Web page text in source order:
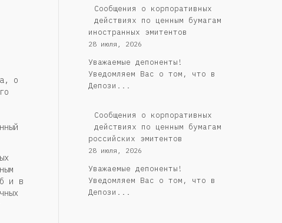
о
и в
Сообщения о корпоративных
действиях по ценным бумагам
иностранных эмитентов
28 июля, 2026
Уважаемые депоненты!
Уведомляем Вас о том, что в
Депози...
Cообщения о корпоративных
действиях по ценным бумагам
российских эмитентов
28 июля, 2026
Уважаемые депоненты!
Уведомляем Вас о том, что в
Депози...